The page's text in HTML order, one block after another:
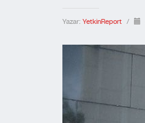
Yazar: YetkinReport /